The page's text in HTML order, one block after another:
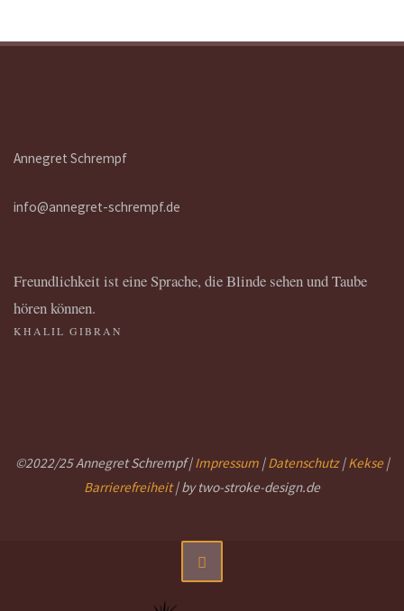
Annegret Schrempf
info@annegret-schrempf.de
Freundlichkeit ist eine Sprache, die Blinde sehen und Taube
hören können.
KHALIL GIBRAN
©2022/25 Annegret Schrempf |Impressum|Datenschutz|Kekse|
Barrierefreiheit| by two-stroke-design.de